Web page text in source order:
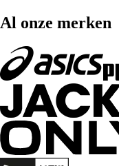
Al onze merken